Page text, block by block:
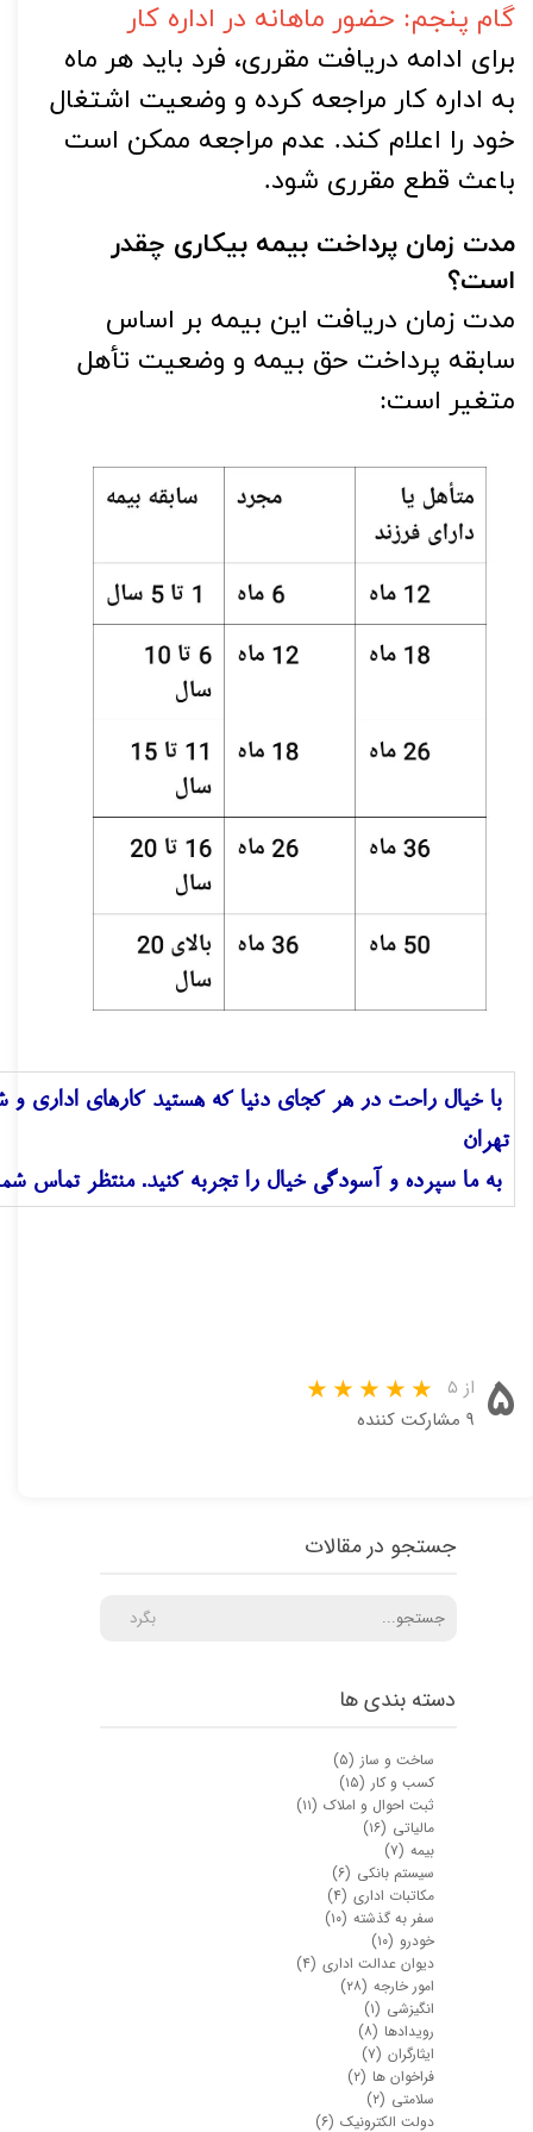
گام پنجم: حضور ماهانه در اداره کار
باعث قطع مقرری شود.
مدت زمان پرداخت بیمه بیکاری چقدر
است؟
متغیر است:
تهران
به ما سپرده و آسودگی خیال را تجربه کنید. منتظر تماس
۵ از ۵
۹ مشارکت کننده
دسته بندی ها
ساخت و ساز (۵)
کسب و کار (۱۵)
ثبت احوال و املاک (۱۱)
مالیاتی (۱۶)
بیمه (۷)
سیستم بانکی (۶)
مکاتبات اداری (۴)
سفر به گذشته (۱۰)
خودرو (۱۰)
دیوان عدالت اداری (۴)
امور خارجه (۲۸)
انگیزشی (۱)
رویدادها (۸)
ایثارگران (۷)
فراخوان ها (۲)
سلامتی (۲)
دولت الکترونیک (۶)
جستجو در مقالات
بگرد